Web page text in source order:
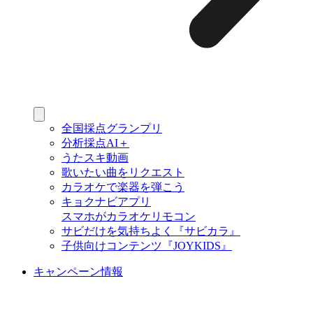
全国採点グランプリ
分析採点AI＋
うたスキ動画
歌いたい曲をリクエスト
カラオケで楽器を弾こう
キョクナビアプリ
スマホがカラオケリモコン
サビだけを気持ちよく『サビカラ』
子供向けコンテンツ『JOYKIDS』
キャンペーン情報